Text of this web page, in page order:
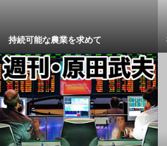
持続可能な農業を求めて